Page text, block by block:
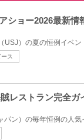
ショー2026最新
USJ）の夏の恒例イベ
ス
賊レストラン完全
パン）の毎年恒例の人